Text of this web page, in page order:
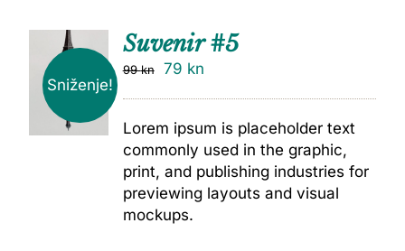
Sniženje!
DODAJ
Suvenir #5
99kn 79 kn
Lorem ipsum is placeholder text
commonly used in the graphic,
print, and publishing industries for
previewing layouts and visual
mockups.